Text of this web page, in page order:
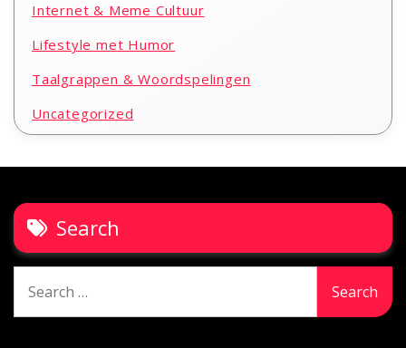
Internet & Meme Cultuur
Lifestyle met Humor
Taalgrappen & Woordspelingen
Uncategorized
Search
for: